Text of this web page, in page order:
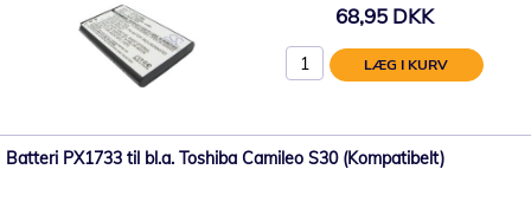
68,95 DKK
LÆG I KURV
Batteri PX1733 til bl.a. Toshiba Camileo S30 (Kompatibelt)